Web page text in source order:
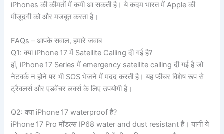
iPhones की कीमतों में कमी आ सकती है। ये कदम भारत में Apple की
मौजूदगी को और मजबूत करता है।
FAQs – आपके सवाल, हमारे जवाब
Q1: क्या iPhone 17 में Satellite Calling दी गई है?
हां, iPhone 17 Series में emergency satellite calling दी गई है जो
नेटवर्क न होने पर भी SOS भेजने में मदद करती है। यह फीचर विशेष रूप से
ट्रैवलर्स और एडवेंचर लवर्स के लिए उपयोगी है।
Q2: क्या iPhone 17 waterproof है?
iPhone 17 Pro मॉडल्स IP68 water and dust resistant हैं। यानी ये